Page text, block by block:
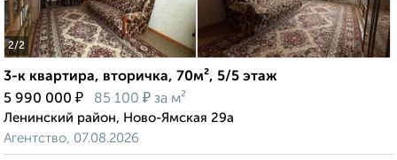
2/2
3-к квартира, вторичка, 70м², 5/5 этаж
5 990 000 ₽ 85 100 ₽ за м²
Ленинский район, Ново-Ямская 29а
Агентство, 07.08.2026